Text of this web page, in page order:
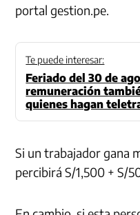
portal gestion.pe.
Te puede interesar:
Feriado del 30 de
remuneración
quienes hagan
Si un trabajador gana
percibirá S/1,500 + S/